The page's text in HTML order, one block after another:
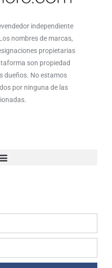
independiente
nombres de marcas,
propietarias
son propiedad
dueños. No estamos
por ninguna de las